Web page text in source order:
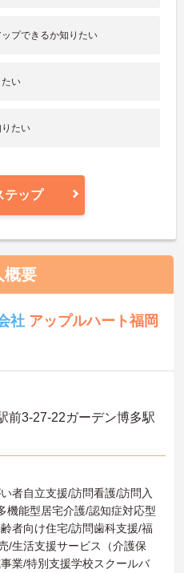
プできるか知りたい
い
たい
テップ
概要
社 アップルハート福岡
前3‐27-22ガーデン博多駅
者自立支援/訪問看護/訪問入
機能型居宅介護/認知症対応型
者向け住宅/訪問歯科支援/福
/生活支援サービス（介護保
業/特別支援学校スクールバ